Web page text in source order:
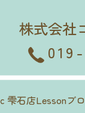
株式会社
雫石店Lessonブ